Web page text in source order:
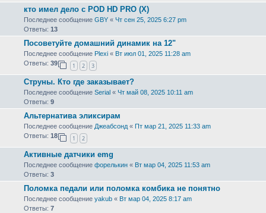
кто имел дело с POD HD PRO (X)
Последнее сообщение GBY « Чт сен 25, 2025 6:27 pm
Ответы: 13
Посоветуйте домашний динамик на 12"
Последнее сообщение Plexi « Вт июл 01, 2025 11:28 am
Ответы: 39 1 2 3
Струны. Кто где заказывает?
Последнее сообщение Serial « Чт май 08, 2025 10:11 am
Ответы: 9
Альтернатива эликсирам
Последнее сообщение Джеабсонд « Пт мар 21, 2025 11:33 am
Ответы: 18 1 2
Активные датчики emg
Последнее сообщение форелькин « Вт мар 04, 2025 11:53 am
Ответы: 3
Поломка педали или поломка комбика не понятно
Последнее сообщение yakub « Вт мар 04, 2025 8:17 am
Ответы: 7